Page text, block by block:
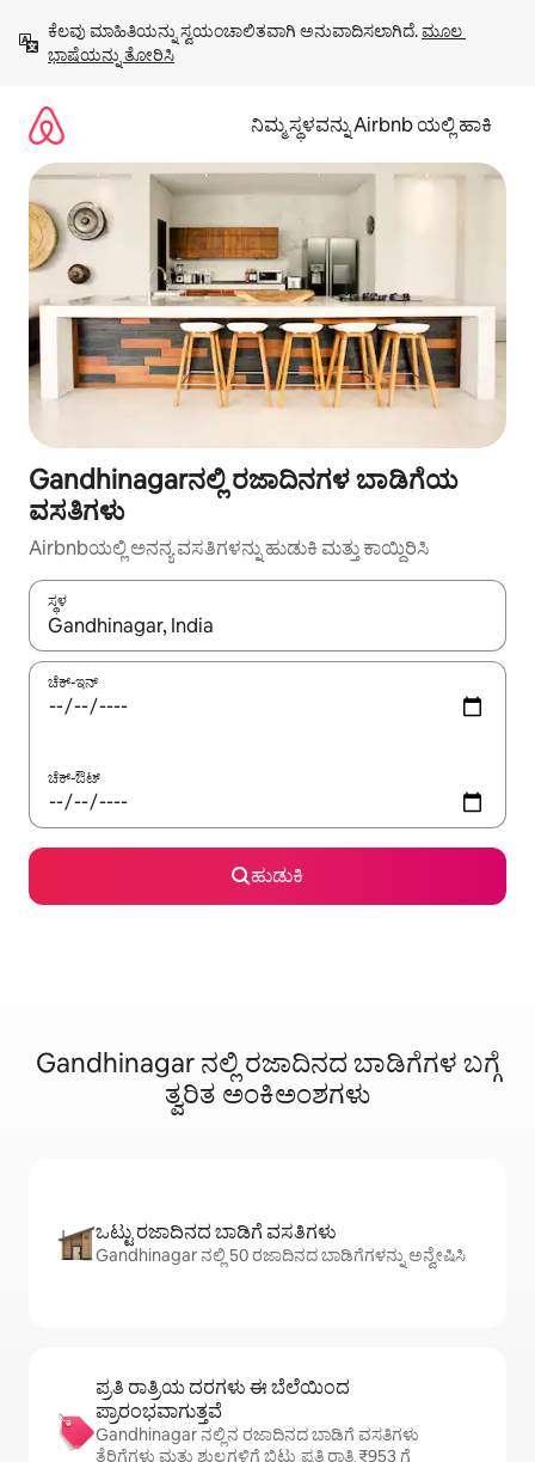
ಹೋಗಿ
ಕೆಲವು ಮಾಹಿತಿಯನ್ನು ಸ್ವಯಂಚಾಲಿತವಾಗಿ ಅನುವಾದಿಸಲಾಗಿದೆ. ಮೂಲ
ಭಾಷೆಯನ್ನು ತೋರಿಸಿ
ನಿಮ್ಮ ಸ್ಥಳವನ್ನು Airbnb ಯಲ್ಲಿ ಹಾಕಿ
Gandhinagarನಲ್ಲಿ ರಜಾದಿನಗಳ ಬಾಡಿಗೆಯ
ವಸತಿಗಳು
Airbnbಯಲ್ಲಿ ಅನನ್ಯ ವಸತಿಗಳನ್ನು ಹುಡುಕಿ ಮತ್ತು ಕಾಯ್ದಿರಿಸಿ
ಸ್ಥಳ
ಫಲಿತಾಂಶಗಳು ಲಭ್ಯವಿರುವಾಗ, ಅಪ್ ಮತ್ತು ಡೌನ್ ಬಾಣದ ಕೀಲಿಗಳೊಂದಿಗೆ
ಚೆಕ್-ಇನ್
ಚೆಕ್-ಔಟ್
ಹುಡುಕಿ
Gandhinagar ನಲ್ಲಿ ರಜಾದಿನದ ಬಾಡಿಗೆಗಳ ಬಗ್ಗೆ
ತ್ವರಿತ ಅಂಕಿಅಂಶಗಳು
ಒಟ್ಟು ರಜಾದಿನದ ಬಾಡಿಗೆ ವಸತಿಗಳು
Gandhinagar ನಲ್ಲಿ 50 ರಜಾದಿನದ ಬಾಡಿಗೆಗಳನ್ನು ಅನ್ವೇಷಿಸಿ
ಪ್ರತಿ ರಾತ್ರಿಯ ದರಗಳು ಈ ಬೆಲೆಯಿಂದ
ಪ್ರಾರಂಭವಾಗುತ್ತವೆ
Gandhinagar ನಲ್ಲಿನ ರಜಾದಿನದ ಬಾಡಿಗೆ ವಸತಿಗಳು
ತೆರಿಗೆಗಳು ಮತ್ತು ಶುಲ್ಕಗಳಿಗೆ ಬಿಟ್ಟು ಪ್ರತಿ ರಾತ್ರಿ ₹953 ಗೆ